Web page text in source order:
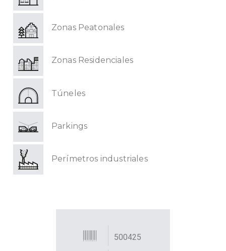
Zonas Peatonales
Zonas Residenciales
Túneles
Parkings
Perímetros industriales
500425